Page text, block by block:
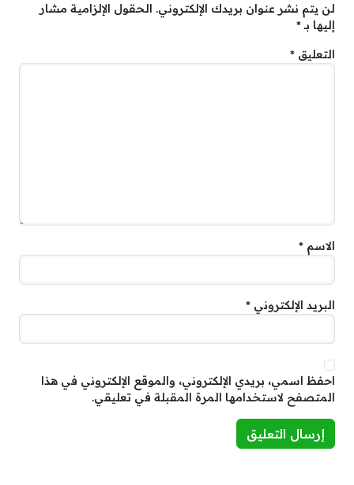
لن يتم نشر عنوان بريدك الإلكتروني. الحقول الإلزامية مشار
إليها بـ*
التعليق *
الاسم *
البريد الإلكتروني *
احفظ اسمي، بريدي الإلكتروني، والموقع الإلكتروني في هذا
المتصفح لاستخدامها المرة المقبلة في تعليقي.